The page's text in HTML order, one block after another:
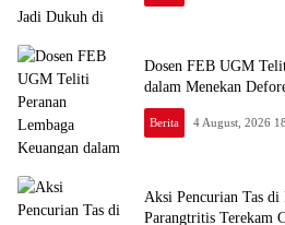
Dosen FEB UGM
dalam Menekan
Berita 4 August, 2026
Aksi Pencurian Tas di
Parangtritis Terekam